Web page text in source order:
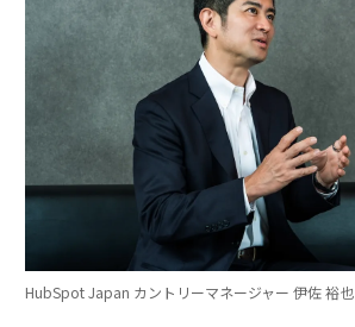
HubSpot Japan カントリーマネージャー 伊佐 裕也